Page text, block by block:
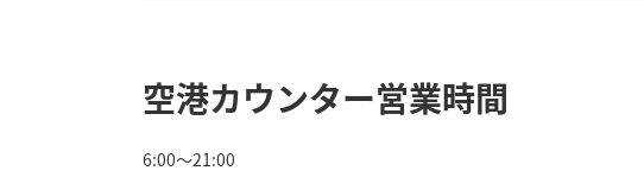
空港カウンター営業時間
6:00～21:00